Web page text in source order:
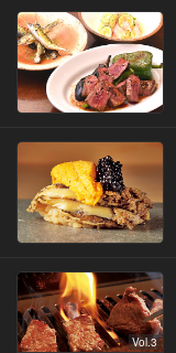
Vol.3